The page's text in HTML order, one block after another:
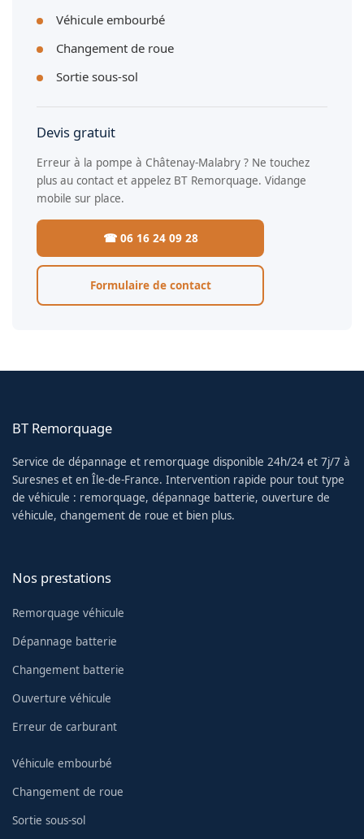
Véhicule embourbé
Changement de roue
Sortie sous-sol
Devis gratuit
Erreur à la pompe à Châtenay-Malabry ? Ne touchez
plus au contact et appelez BT Remorquage. Vidange
mobile sur place.
☎ 06 16 24 09 28
Formulaire de contact
BT Remorquage
Service de dépannage et remorquage disponible 24h/24 et 7j/7 à
Suresnes et en Île-de-France. Intervention rapide pour tout type
de véhicule : remorquage, dépannage batterie, ouverture de
véhicule, changement de roue et bien plus.
Nos prestations
Remorquage véhicule
Dépannage batterie
Changement batterie
Ouverture véhicule
Erreur de carburant
Véhicule embourbé
Changement de roue
Sortie sous-sol